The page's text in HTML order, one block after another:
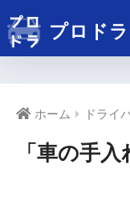
プロド
ホーム ドライ
「車の手